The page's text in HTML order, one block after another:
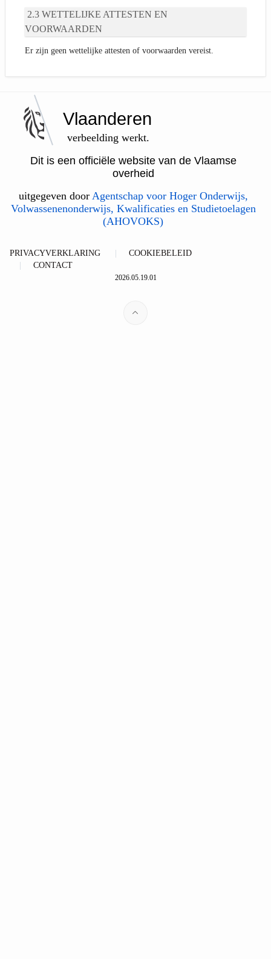
WETTELIJKE ATTESTEN EN
VOORWAARDEN
Er zijn geen wettelijke attesten of voorwaarden vereist.
Vlaanderen
verbeelding werkt.
Dit is een officiële website van de Vlaamse
overheid
uitgegeven door Agentschap voor Hoger Onderwijs,
Volwassenenonderwijs, Kwalificaties en Studietoelagen
(AHOVOKS)
PRIVACYVERKLARING
COOKIEBELEID
CONTACT
2026.05.19.01